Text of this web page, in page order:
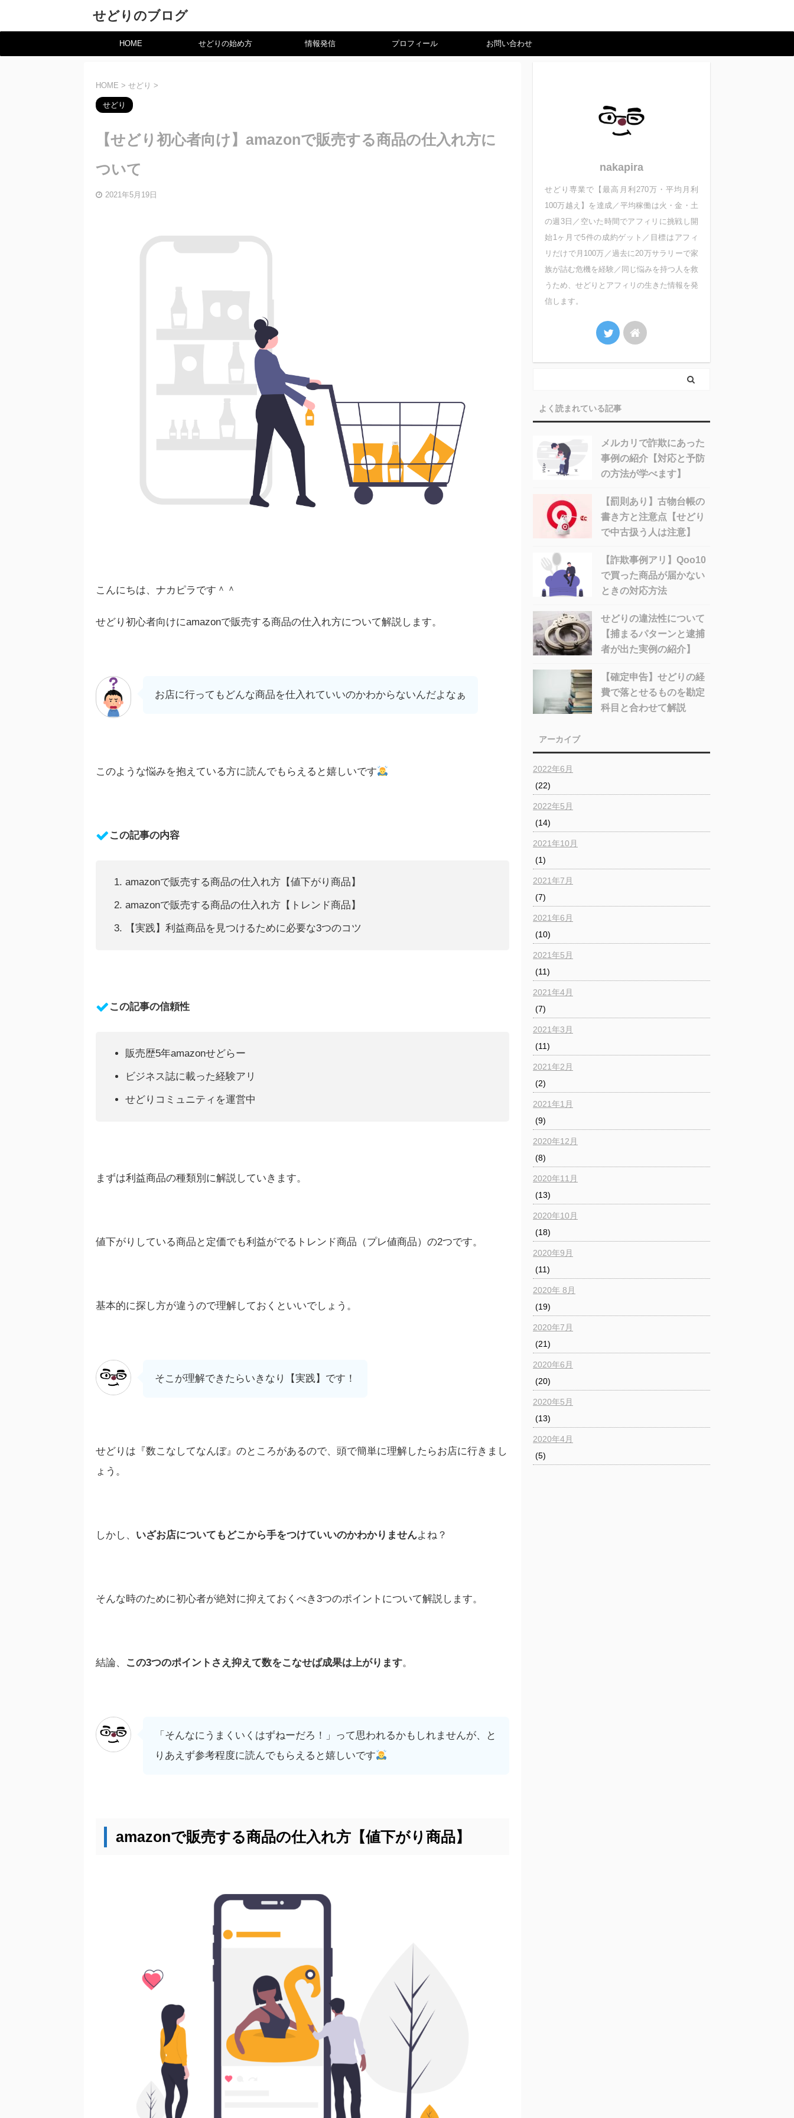
せどりのブログ
HOME せどりの始め方 情報発信 プロフィール お問い合わせ
HOME > せどり >
せどり
【せどり初心者向け】amazonで販売する商品の仕入れ方に
ついて
2021年5月19日
こんにちは、ナカピラです＾＾
せどり初心者向けにamazonで販売する商品の仕入れ方について解説します。
お店に行ってもどんな商品を仕入れていいのかわからないんだよなぁ
このような悩みを抱えている方に読んでもらえると嬉しいです
この記事の内容
amazonで販売する商品の仕入れ方【値下がり商品】
amazonで販売する商品の仕入れ方【トレンド商品】
【実践】利益商品を見つけるために必要な3つのコツ
この記事の信頼性
販売歴5年amazonせどらー
ビジネス誌に載った経験アリ
せどりコミュニティを運営中
まずは利益商品の種類別に解説していきます。
値下がりしている商品と定価でも利益がでるトレンド商品（プレ値商品）の2つです。
基本的に探し方が違うので理解しておくといいでしょう。
そこが理解できたらいきなり【実践】です！
せどりは『数こなしてなんぼ』のところがあるので、頭で簡単に理解したらお店に行きまし
ょう。
しかし、 いざお店についてもどこから手をつけていいのかわかりませんよね？
そんな時のために初心者が絶対に抑えておくべき3つのポイントについて解説します。
結論、 この3つのポイントさえ抑えて数をこなせば成果は上がります。
「そんなにうまくいくはずねーだろ！」って思われるかもしれませんが、と
りあえず参考程度に読んでもらえると嬉しいです
amazonで販売する商品の仕入れ方【値下がり商品】
nakapira
せどり専業で【最高月利270万・平均月利
100万越え】を達成／平均稼働は火・金・土
の週3日／空いた時間でアフィリに挑戦し開
始1ヶ月で5件の成約ゲット／目標はアフィ
リだけで月100万／過去に20万サラリーで家
族が詰む危機を経験／同じ悩みを持つ人を救
うため、せどりとアフィリの生きた情報を発
信します。
よく読まれている記事
メルカリで詐欺にあった
事例の紹介【対応と予防
の方法が学べます】
【罰則あり】古物台帳の
書き方と注意点【せどり
で中古扱う人は注意】
【詐欺事例アリ】Qoo10
で買った商品が届かない
ときの対応方法
せどりの違法性について
【捕まるパターンと逮捕
者が出た実例の紹介】
【確定申告】せどりの経
費で落とせるものを勘定
科目と合わせて解説
アーカイブ
2022年6月
(22)
2022年5月
(14)
2021年10月
(1)
2021年7月
(7)
2021年6月
(10)
2021年5月
(11)
2021年4月
(7)
2021年3月
(11)
2021年2月
(2)
2021年1月
(9)
2020年12月
(8)
2020年11月
(13)
2020年10月
(18)
2020年9月
(11)
2020年 8月
(19)
2020年7月
(21)
2020年6月
(20)
2020年5月
(13)
2020年4月
(5)